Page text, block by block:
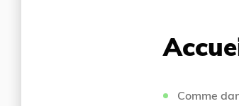
Comme